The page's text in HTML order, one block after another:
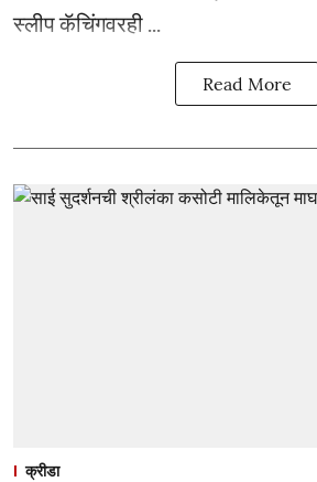
स्लीप कॅचिंगवरही ...
Read More
क्रीडा